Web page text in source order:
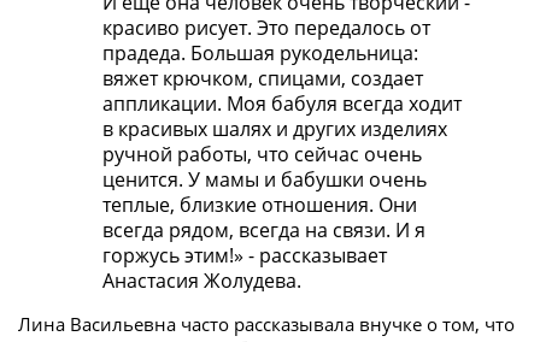
красиво рисует. Это передалось от
прадеда. Большая рукодельница:
вяжет крючком, спицами, создает
аппликации. Моя бабуля всегда ходит
в красивых шалях и других изделиях
ручной работы, что сейчас очень
ценится. У мамы и бабушки очень
теплые, близкие отношения. Они
всегда рядом, всегда на связи. И я
горжусь этим!» - рассказывает
Анастасия Жолудева.
Лина Васильевна часто рассказывала внучке о том, что